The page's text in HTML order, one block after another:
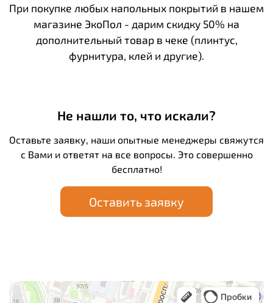
При покупке любых напольных покрытий в нашем
магазине ЭкоПол - дарим скидку 50% на
дополнительный товар в чеке (плинтус,
фурнитура, клей и другие).
Не нашли то, что искали?
Оставьте заявку, наши опытные менеджеры свяжутся
с Вами и ответят на все вопросы. Это совершенно
бесплатно!
Оставить заявку